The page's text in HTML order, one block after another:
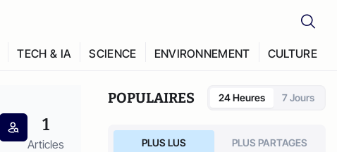
TECH & IA SCIENCE ENVIRONNEMENT CULTURE
1
Articles
POPULAIRES 24 Heures 7 Jours
PLUS LUS PLUS PARTAGES